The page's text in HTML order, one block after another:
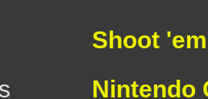
Shoot
Nintendo